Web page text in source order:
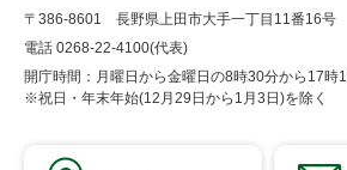
〒386-8601 長野県上田市大手一丁目11番16号
電話 0268-22-4100(代表)
開庁時間：月曜日から金曜日の8時30分から17時
※祝日・年末年始(12月29日から1月3日)を除く